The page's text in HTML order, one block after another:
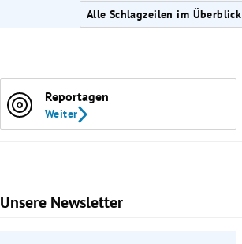
Alle Schlagzeilen im Überblick
Reportagen
Weiter
Unsere Newsletter
Slide 1 von 9